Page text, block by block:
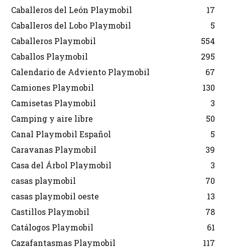
Caballeros del León Playmobil
17
Caballeros del Lobo Playmobil
5
Caballeros Playmobil
554
Caballos Playmobil
295
Calendario de Adviento Playmobil
67
Camiones Playmobil
130
Camisetas Playmobil
3
Camping y aire libre
50
Canal Playmobil Español
5
Caravanas Playmobil
39
Casa del Árbol Playmobil
3
casas playmobil
70
casas playmobil oeste
13
Castillos Playmobil
78
Catálogos Playmobil
61
Cazafantasmas Playmobil
117